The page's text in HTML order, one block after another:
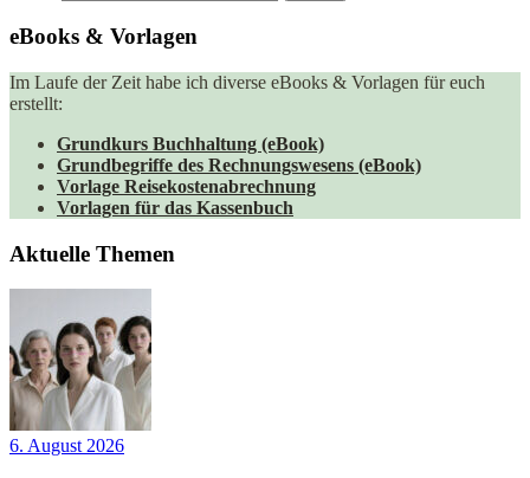
eBooks & Vorlagen
Im Laufe der Zeit habe ich diverse eBooks & Vorlagen für euch
erstellt:
Grundkurs Buchhaltung (eBook)
Grundbegriffe des Rechnungswesens (eBook)
Vorlage Reisekostenabrechnung
Vorlagen für das Kassenbuch
Aktuelle Themen
6. August 2026